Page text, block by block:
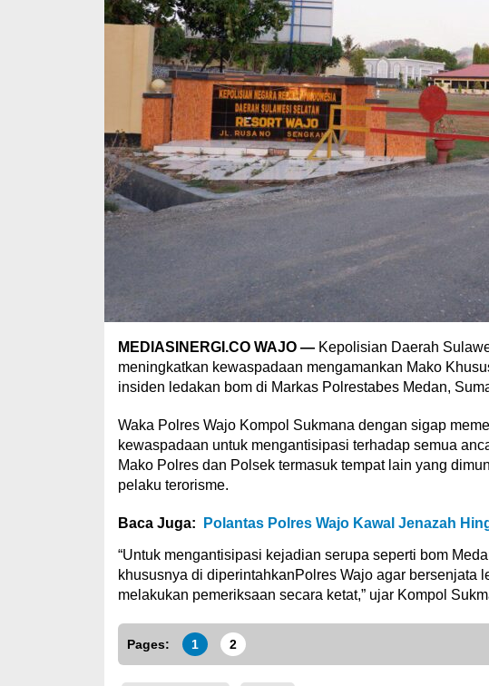
MEDIASINERGI.CO WAJO — Kepolisian Daerah
meningkatkan kewaspadaan mengamankan Mako
insiden ledakan bom di Markas Polrestabes Medan,
Waka Polres Wajo Kompol Sukmana dengan sigap
kewaspadaan untuk mengantisipasi terhadap semua
Mako Polres dan Polsek termasuk tempat lain yang
pelaku terorisme.
Baca Juga: Polantas Polres Wajo Kawal Jenazah
“Untuk mengantisipasi kejadian serupa seperti bom
khususnya di diperintahkanPolres Wajo agar bersenjata
melakukan pemeriksaan secara ketat,” ujar Kompol
Pages: 1 2